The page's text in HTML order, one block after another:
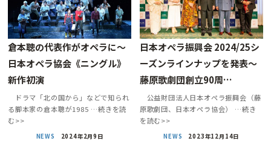
倉本聰の代表作がオペラに〜
日本オペラ協会《ニングル》
新作初演
ドラマ「北の国から」などで知られ
る脚本家の倉本聰が1985 …続きを読
む>>
NEWS 2024年2月9日
日本オペラ振興会 2024/25シ
ーズンラインナップを発表〜
藤原歌劇団創立90周…
公益財団法人日本オペラ振興会（藤
原歌劇団、日本オペラ協会） …続き
を読む>>
NEWS 2023年12月14日